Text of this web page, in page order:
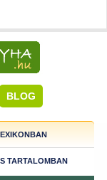
BLOG
TARTALOMBAN